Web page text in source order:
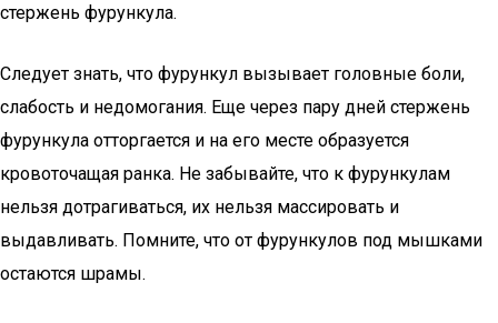
стержень фурункула.
Следует знать, что фурункул вызывает головные боли,
слабость и недомогания. Еще через пару дней стержень
фурункула отторгается и на его месте образуется
кровоточащая ранка. Не забывайте, что к фурункулам
нельзя дотрагиваться, их нельзя массировать и
выдавливать. Помните, что от фурункулов под мышками
остаются шрамы.